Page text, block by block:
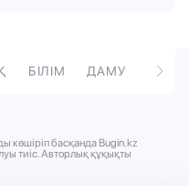
БІЛІМ ДАМУ
көшіріп басқанда Bugin.kz
тиіс. Авторлық құқықты